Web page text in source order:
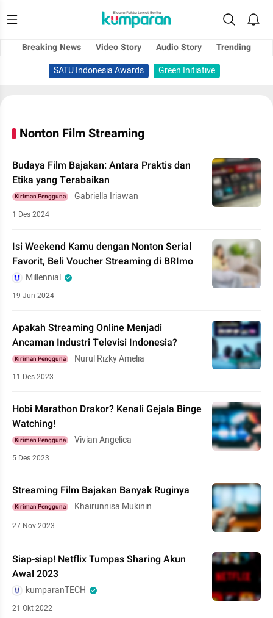
Breaking News Video Story Audio Story
Trending
SATU Indonesia Awards
Green Initiative
Nonton Film Streaming
Budaya Film Bajakan: Antara Praktis dan
Etika yang Terabaikan
Kiriman Pengguna Gabriella Iriawan
1 Des 2024
Isi Weekend Kamu dengan Nonton Serial
Favorit, Beli Voucher Streaming di BRImo
Millennial
19 Jun 2024
Apakah Streaming Online Menjadi
Ancaman Industri Televisi Indonesia?
Kiriman Pengguna Nurul Rizky Amelia
11 Des 2023
Hobi Marathon Drakor? Kenali Gejala Binge
Watching!
Kiriman Pengguna Vivian Angelica
5 Des 2023
Streaming Film Bajakan Banyak Ruginya
Kiriman Pengguna Khairunnisa Mukinin
27 Nov 2023
Siap-siap! Netflix Tumpas Sharing Akun
Awal 2023
kumparanTECH
21 Okt 2022